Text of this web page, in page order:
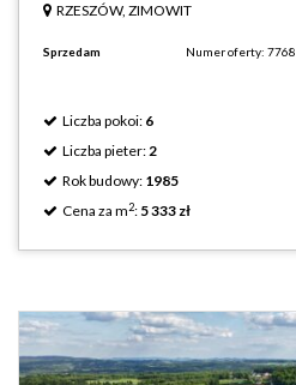
RZESZÓW, ZIMOWIT
Sprzedam Numer oferty: 7768
Liczba pokoi: 6
Liczba pieter:2
Rok budowy: 1985
Cena za m2: 5 333 zł